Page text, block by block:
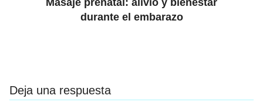
Masaje prenatal: alivio y bienestar
durante el embarazo
Deja una respuesta